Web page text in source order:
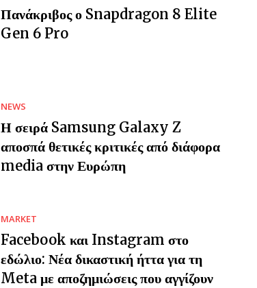
Πανάκριβος ο Snapdragon 8 Elite
Gen 6 Pro
NEWS
Η σειρά Samsung Galaxy Z
αποσπά θετικές κριτικές από διάφορα
media στην Ευρώπη
MARKET
Facebook και Instagram στο
εδώλιο: Νέα δικαστική ήττα για τη
Meta με αποζημιώσεις που αγγίζουν